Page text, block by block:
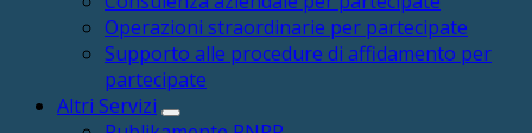
Operazioni straordinarie per partecipate
Supporto alle procedure di affidamento per
partecipate
Altri Servizi